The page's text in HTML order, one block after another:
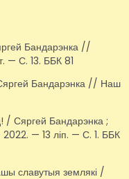
Бандарэнка //
— С. 13. ББК 81
Бандарэнка // Наш
/ Сяргей Бандарэнка ;
— 13 ліп. — С. 1. ББК
славутыя землякі /